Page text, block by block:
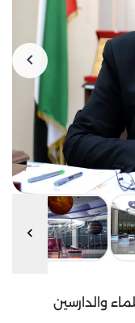
والدارسين